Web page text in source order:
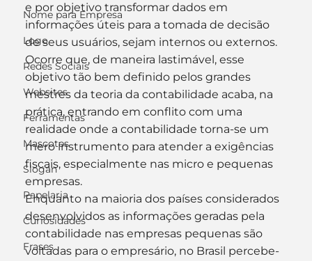
Nome para Empresa
Logo
Redes Sociais
Websites
Ferramentas
Mascotes
Slogan
Papelaria
Curiosidades
Frases
e por objetivo transformar dados em
informações úteis para a tomada de decisão
de seus usuários, sejam internos ou externos.
Ocorre que, de maneira lastimável, esse
objetivo tão bem definido pelos grandes
mestres da teoria da contabilidade acaba, na
prática, entrando em conflito com uma
realidade onde a contabilidade torna-se um
mero instrumento para atender a exigências
fiscais, especialmente nas micro e pequenas
empresas.
Enquanto na maioria dos países considerados
desenvolvidos as informações geradas pela
contabilidade nas empresas pequenas são
voltadas para o empresário, no Brasil percebe-